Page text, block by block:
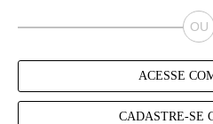
ACESSE
CADASTRE-SE